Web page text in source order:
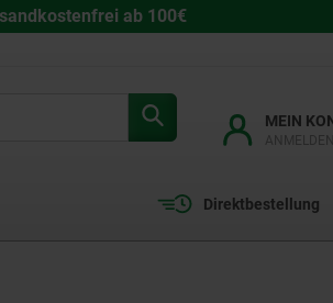
ab 100€
MEIN
Direktbestellung